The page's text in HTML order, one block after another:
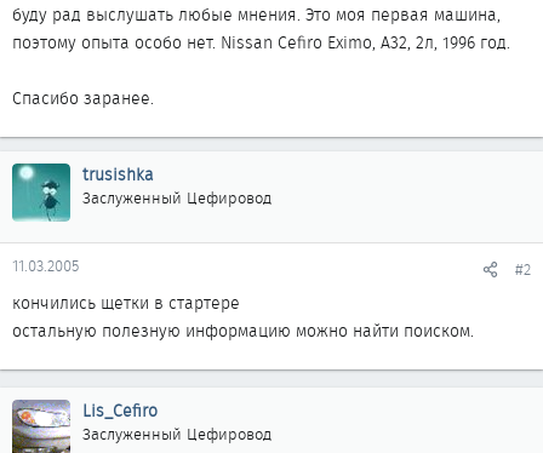
буду рад выслушать любые мнения. Это моя первая машина,
поэтому опыта особо нет. Nissan Cefiro Eximo, А32, 2л, 1996 год.
Спасибо заранее.
trusishka
Заслуженный Цефировод
11.03.2005 #2
кончились щетки в стартере
остальную полезную информацию можно найти поиском.
Lis_Cefiro
Заслуженный Цефировод